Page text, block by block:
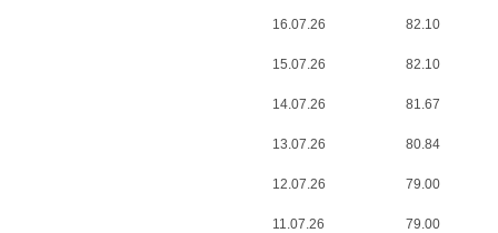
16.07.26 82.10
15.07.26 82.10
14.07.26 81.67
13.07.26 80.84
12.07.26 79.00
11.07.26 79.00